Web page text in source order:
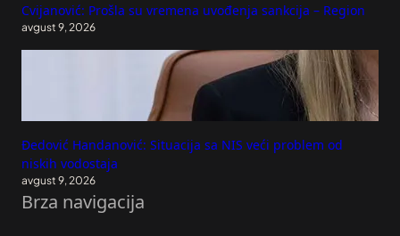
Cvijanović: Prošla su vremena uvođenja sankcija – Region
avgust 9, 2026
Đedović Handanović: Situacija sa NIS veći problem od
niskih vodostaja
avgust 9, 2026
Brza navigacija